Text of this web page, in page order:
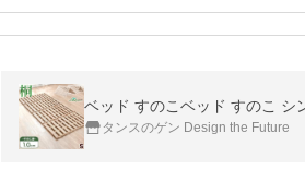
ベッド すのこベッド すのこ シ
タンスのゲン Design the Future